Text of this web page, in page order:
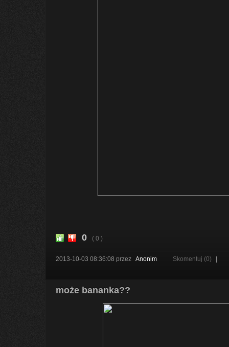
0 ( 0 )
2013-10-03 08:36:08 przez Anonim Skomentuj (0)
może bananka??